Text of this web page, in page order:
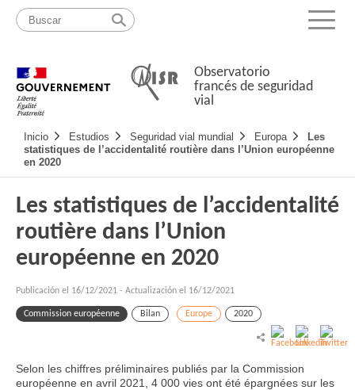
Pasar
contenido
Mapa
web
Menu
Observatorio
francés de seguridad
vial
Navigation
principale
Inicio Estudios Seguridad vial mundial Europa
Les
statistiques de l’accidentalité routière dans l’Union européenne
en 2020
Les statistiques de l’accidentalité
routière dans l’Union
européenne en 2020
Publicación el 16/12/2021 - Actualización el 16/12/2021
Commission européenne Bilan Europe 2020
Selon les chiffres préliminaires publiés par la Commission
européenne en avril 2021, 4 000 vies ont été épargnées sur les